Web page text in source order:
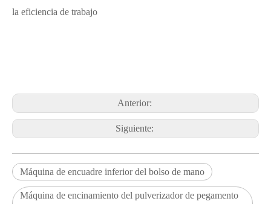
la eficiencia de trabajo
Anterior:
Siguiente:
Máquina de encuadre inferior del bolso de mano
Máquina de encinamiento del pulverizador de pegamento